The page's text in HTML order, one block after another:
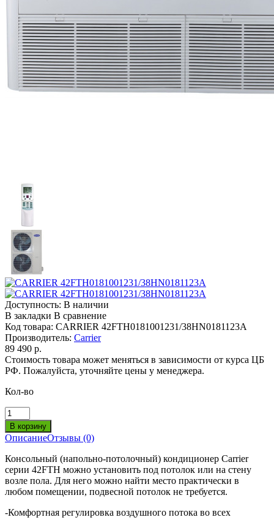
Доступность: В наличии
В закладки В сравнение
Код товара: CARRIER 42FTH0181001231/38HN0181123A
Производитель: Carrier
89 490 р.
Стоимость товара может меняться в зависимости от курса ЦБ
РФ. Пожалуйста, уточняйте цены у менеджера.
Кол-во
ОписаниеОтзывы (0)
Консольный (напольно-потолочный) кондиционер Carrier
серии 42FTH можно установить под потолок или на стену
возле пола. Для него можно найти место практически в
любом помещении, подвесной потолок не требуется.
-Комфортная регулировка воздушного потока во всех